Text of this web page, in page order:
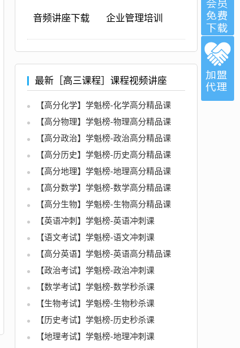
音频讲座下载 企业管理培训
最新［高三课程］课程视频讲座
【高分化学】学魁榜-化学高分精品课
【高分物理】学魁榜-物理高分精品课
【高分政治】学魁榜-政治高分精品课
【高分历史】学魁榜-历史高分精品课
【高分地理】学魁榜-地理高分精品课
【高分数学】学魁榜-数学高分精品课
【高分生物】学魁榜-生物高分精品课
【英语冲刺】学魁榜-英语冲刺课
【语文考试】学魁榜-语文冲刺课
【高分英语】学魁榜-英语高分精品课
【政治考试】学魁榜-政治冲刺课
【数学考试】学魁榜-数学秒杀课
【生物考试】学魁榜-生物秒杀课
【历史考试】学魁榜-历史秒杀课
【地理考试】学魁榜-地理冲刺课